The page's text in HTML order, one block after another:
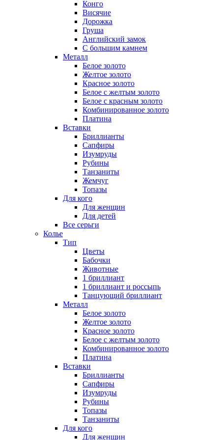
Конго
Висячие
Дорожка
Груша
Английский замок
С большим камнем
Металл
Белое золото
Желтое золото
Красное золото
Белое с желтым золото
Белое с красным золото
Комбинированное золото
Платина
Вставки
Бриллианты
Сапфиры
Изумруды
Рубины
Танзаниты
Жемчуг
Топазы
Для кого
Для женщин
Для детей
Все серьги
Колье
Тип
Цветы
Бабочки
Животные
1 бриллиант
1 бриллиант и россыпь
Танцующий бриллиант
Металл
Белое золото
Желтое золото
Красное золото
Белое с желтым золото
Комбинированное золото
Платина
Вставки
Бриллианты
Сапфиры
Изумруды
Рубины
Топазы
Танзаниты
Для кого
Для женщин